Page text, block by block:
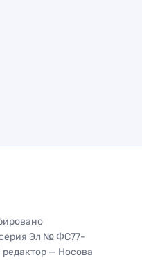
серия Эл № ФС77-
редактор — Носова